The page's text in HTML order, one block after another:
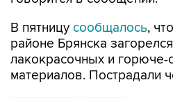
В пятницу сообщалось,
районе Брянска
лакокрасочных и горюче-
материалов. Пострадали